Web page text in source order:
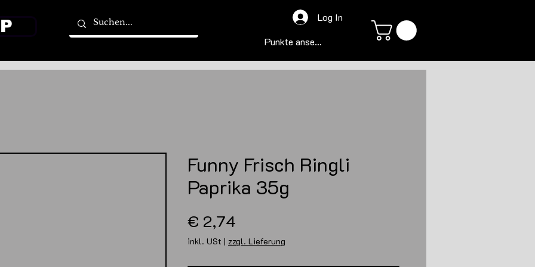
Log In
Punkte ansehen
Funny Frisch Ringli
Paprika 35g
€ 2,74
inkl. USt | zzgl. Lieferung